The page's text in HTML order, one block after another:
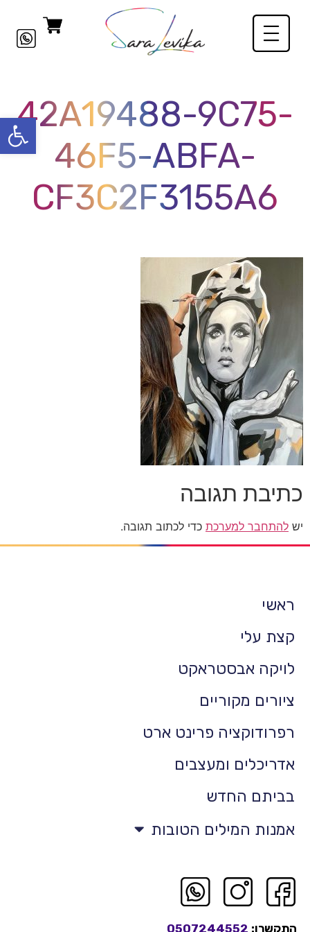
פתח
42A19488-9C75-
46F5-ABFA-
CF3C2F3155A6
כתיבת תגובה
יש להתחבר למערכת כדי לכתוב תגובה.
ראשי
קצת עלי
לויקה אבסטראקט
ציורים מקוריים
רפרודוקציה פרינט ארט
אדריכלים ומעצבים
בביתם החדש
אמנות המילים הטובות
התקשרו: 0507244552